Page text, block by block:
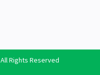
Rights Reserved